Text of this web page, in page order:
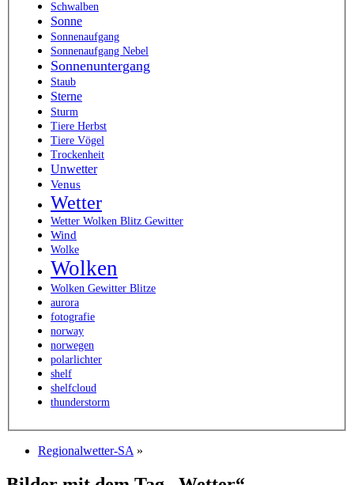
Schwalben
Sonne
Sonnenaufgang
Sonnenaufgang Nebel
Sonnenuntergang
Staub
Sterne
Sturm
Tiere Herbst
Tiere Vögel
Trockenheit
Unwetter
Venus
Wetter
Wetter Wolken Blitz Gewitter
Wind
Wolke
Wolken
Wolken Gewitter Blitze
aurora
fotografie
norway
norwegen
polarlichter
shelf
shelfcloud
thunderstorm
Regionalwetter-SA »